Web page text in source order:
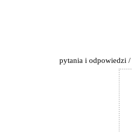
pytania i odpowiedzi /